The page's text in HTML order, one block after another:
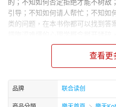
的；不知如何否定拒绝才能不树敌
引导；不知如何请人帮忙；不知如
类的问题，在本书你都可以找到答
说明，使读者掌握通过了解对方的
些知识。当然，学会这些知识还不
真诚的建议。当你在工作和生活中
沟通能力才能真正得到提高。
查看更
品牌 联合读创